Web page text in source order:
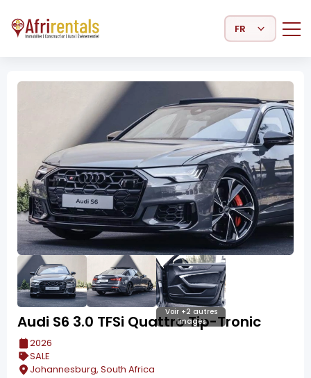
Select Language
Voir +2 autres
images
Audi S6 3.0 TFSi Quattro Tip-Tronic
2026
SALE
Johannesburg, South Africa